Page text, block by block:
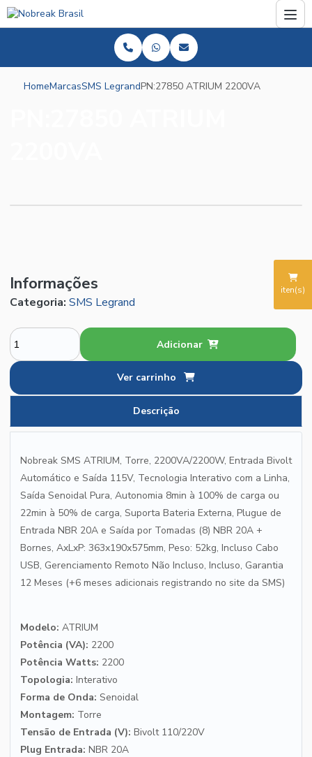
iten(s)
HomeMarcasSMS LegrandPN:27850 ATRIUM 2200VA
Informações
Categoria: SMS Legrand
Adicionar
Ver carrinho
Descrição
Nobreak SMS ATRIUM, Torre, 2200VA/2200W, Entrada Bivolt
Automático e Saída 115V, Tecnologia Interativo com a Linha,
Saída Senoidal Pura, Autonomia 8min à 100% de carga ou
22min à 50% de carga, Suporta Bateria Externa, Plugue de
Entrada NBR 20A e Saída por Tomadas (8) NBR 20A +
Bornes, AxLxP: 363x190x575mm, Peso: 52kg, Incluso Cabo
USB, Gerenciamento Remoto Não Incluso, Incluso, Garantia
12 Meses (+6 meses adicionais registrando no site da SMS)
Modelo: ATRIUM
Potência (VA): 2200
Potência Watts: 2200
Topologia: Interativo
Forma de Onda: Senoidal
Montagem: Torre
Tensão de Entrada (V): Bivolt 110/220V
Plug Entrada: NBR 20A